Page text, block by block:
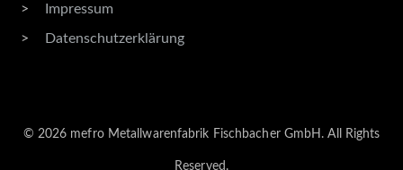
Impressum
Datenschutzerklärung
© 2026 mefro Metallwarenfabrik Fischbacher GmbH. All Rights
Reserved.